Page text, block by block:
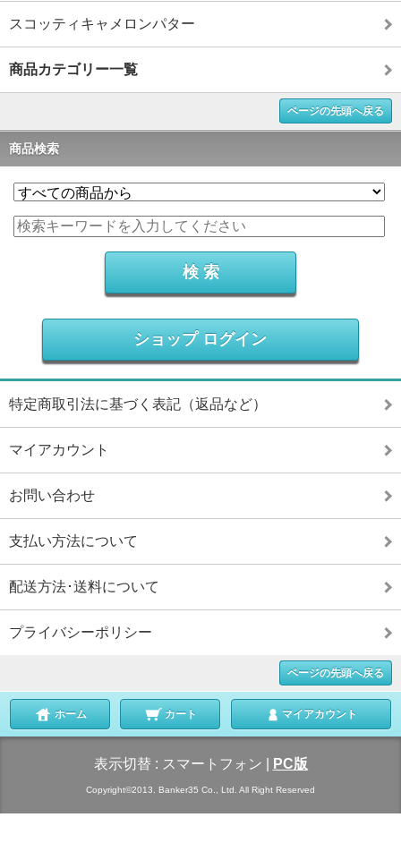
スコッティキャメロンパター
商品カテゴリー一覧
ページの先頭へ戻る
商品検索
ショップ ログイン
特定商取引法に基づく表記（返品など）
マイアカウント
お問い合わせ
支払い方法について
配送方法･送料について
プライバシーポリシー
ページの先頭へ戻る
ホーム カート マイアカウント
表示切替 : スマートフォン PC版
Copyright©2013. Banker35 Co., Ltd. All Right Reserved